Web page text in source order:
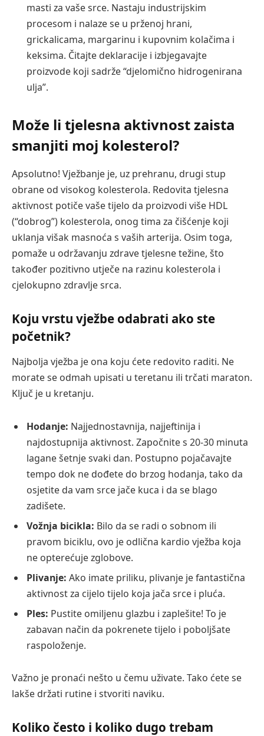
masti za vaše srce. Nastaju industrijskim
procesom i nalaze se u prženoj hrani,
grickalicama, margarinu i kupovnim kolačima i
keksima. Čitajte deklaracije i izbjegavajte
proizvode koji sadrže “djelomično hidrogenirana
ulja”.
Može li tjelesna aktivnost zaista
smanjiti moj kolesterol?
Apsolutno! Vježbanje je, uz prehranu, drugi stup
obrane od visokog kolesterola. Redovita tjelesna
aktivnost potiče vaše tijelo da proizvodi više HDL
(“dobrog”) kolesterola, onog tima za čišćenje koji
uklanja višak masnoća s vaših arterija. Osim toga,
pomaže u održavanju zdrave tjelesne težine, što
također pozitivno utječe na razinu kolesterola i
cjelokupno zdravlje srca.
Koju vrstu vježbe odabrati ako ste
početnik?
Najbolja vježba je ona koju ćete redovito raditi. Ne
morate se odmah upisati u teretanu ili trčati maraton.
Ključ je u kretanju.
Hodanje: Najjednostavnija, najjeftinija i
najdostupnija aktivnost. Započnite s 20-30 minuta
lagane šetnje svaki dan. Postupno pojačavajte
tempo dok ne dođete do brzog hodanja, tako da
osjetite da vam srce jače kuca i da se blago
zadišete.
Vožnja bicikla: Bilo da se radi o sobnom ili
pravom biciklu, ovo je odlična kardio vježba koja
ne opterećuje zglobove.
Plivanje: Ako imate priliku, plivanje je fantastična
aktivnost za cijelo tijelo koja jača srce i pluća.
Ples: Pustite omiljenu glazbu i zaplešite! To je
zabavan način da pokrenete tijelo i poboljšate
raspoloženje.
Važno je pronaći nešto u čemu uživate. Tako ćete se
lakše držati rutine i stvoriti naviku.
Koliko često i koliko dugo trebam